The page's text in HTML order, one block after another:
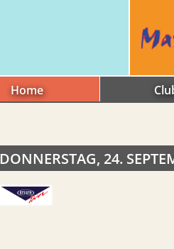
Home
DONNERSTAG, 24.